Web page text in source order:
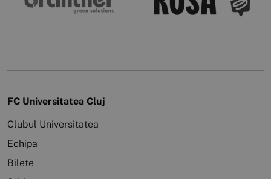
FC Universitatea Cluj
Clubul Universitatea
Echipa
Bilete